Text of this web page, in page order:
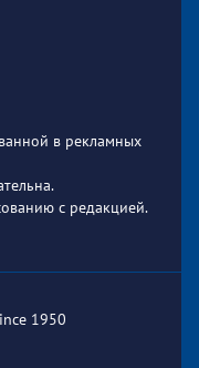
в рекламных
с редакцией.
1950